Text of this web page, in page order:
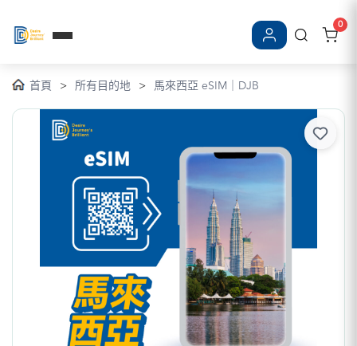
登入/註冊
0
首頁 > 所有目的地 > 馬來西亞 eSIM｜DJB